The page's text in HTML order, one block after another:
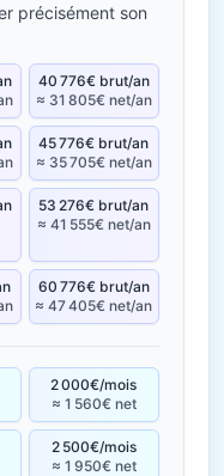
précisément son
40 776€ brut/an
≈ 31 805€ net/an
45 776€ brut/an
≈ 35 705€ net/an
53 276€ brut/an
≈ 41 555€ net/an
60 776€ brut/an
≈ 47 405€ net/an
2 000€/mois
≈ 1 560€ net
2 500€/mois
≈ 1 950€ net